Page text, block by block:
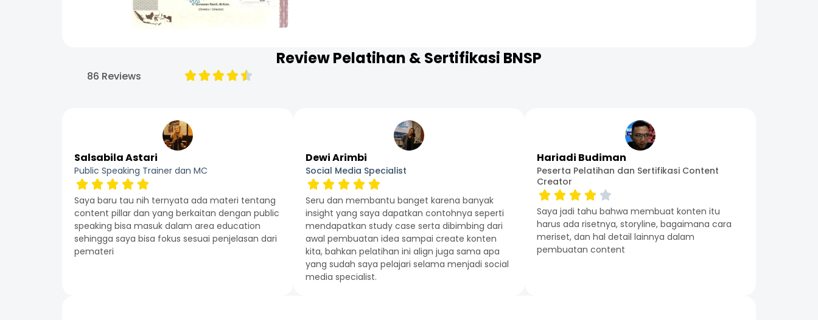
Review Pelatihan & Sertifikasi BNSP
86 Reviews
Salsabila Astari
Public Speaking Trainer dan MC
Saya baru tau nih ternyata ada materi tentang
content pillar dan yang berkaitan dengan public
speaking bisa masuk dalam area education
sehingga saya bisa fokus sesuai penjelasan dari
pemateri
Dewi Arimbi
Social Media Specialist
Seru dan membantu banget karena banyak
insight yang saya dapatkan contohnya seperti
mendapatkan study case serta dibimbing dari
awal pembuatan idea sampai create konten
kita, bahkan pelatihan ini align juga sama apa
yang sudah saya pelajari selama menjadi social
media specialist.
Hariadi Budiman
Peserta Pelatihan dan Sertifikasi Content
Creator
Saya jadi tahu bahwa membuat konten itu
harus ada risetnya, storyline, bagaimana cara
meriset, dan hal detail lainnya dalam
pembuatan content